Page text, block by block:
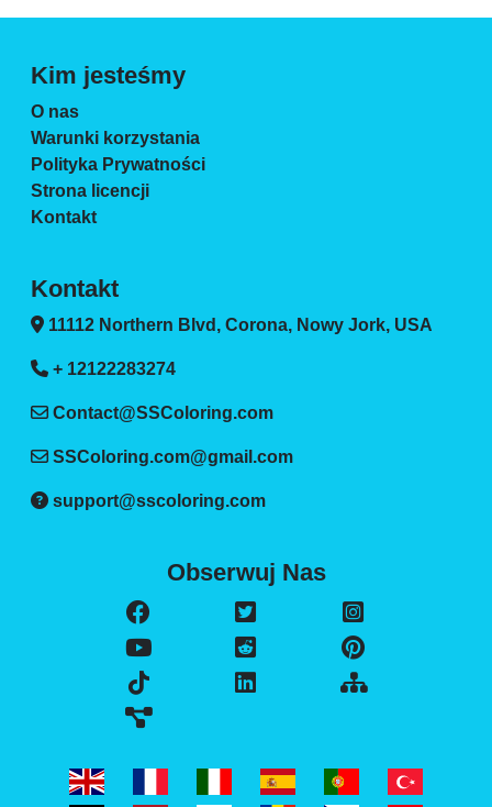
Kim jesteśmy
O nas
Warunki korzystania
Polityka Prywatności
Strona licencji
Kontakt
Kontakt
11112 Northern Blvd, Corona, Nowy Jork, USA
+ 12122283274
Contact@SSColoring.com
SSColoring.com@gmail.com
support@sscoloring.com
Obserwuj Nas